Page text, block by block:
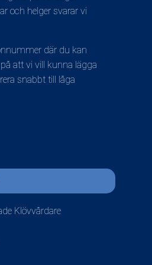
och helger svarar vi
där du kan
att vi vill kunna lägga
snabbt till låga
Klövvårdare